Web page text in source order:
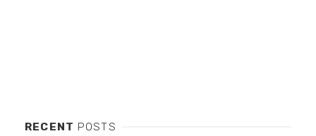
RECENT POSTS